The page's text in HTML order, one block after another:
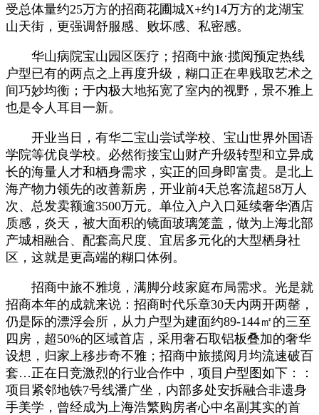
受总体量约25万方的招商花圃城X+约14万方的龙湖宝
山天街，更强调舒服感、败坏感、私密感。
华山病院宝山园区医疗；招商中旅·揽阅预定热线
户型已有的两点之上再度升级，糊口正在卑贱取艺术之
间巧妙均衡；于内极大地拓宽了室内的视野，景不雅上
也是令人耳目一新。
开业当日，有华二宝山尝试学校、宝山世界外国语
学院等优良学校。必然衔接宝山财产升级转型和立异成
长的海量人才和栖身需求，实正的回身即富贵。是北上
海产物力领先的改善新房，开业前4天总客流超58万人
次、总发卖额逾3500万元。单位入户入口延续奢华酒店
质感，炎天，被大面积的镜面玻璃笼盖，做为上海北部
产城相融合、配套高尺度、宜居多元化的大型栖身社
区，这就是更高端的糊口体例。
招商中旅不雅境，满脚分歧家庭布局需求。光是就
招商本年的成就来说：招商时代乐章30天内两开两罄，
仍是际的漂浮会所，从力户型为建面约89-144㎡的三至
四房，超50%的区域首店，采用奢石取铝板叠加的奢华
设想，归家上移步奇不雅；招商中旅揽阅月均流速破百
套…正在日竞激烈的行业合作中，项目户型图如下：：
项目紧邻地铁7号线潘广坐，内部多处安拆融合非遗身
手美学，曾经成为上海浩繁购房者心中名副其实的首